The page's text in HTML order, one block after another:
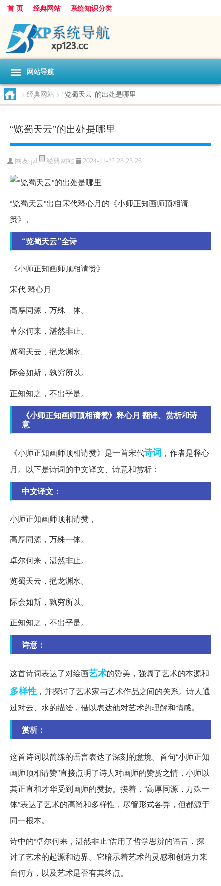
首 页 经典网站 系统知识分类
网站导航
> 经典网站 > “览蜀天云”的出处是哪里
“览蜀天云”的出处是哪里
网友:jzl 经典网站 2024-11-22 23:23:26
“览蜀天云”出自宋代释心月的《小师正知画师顶相请
赞》。
“览蜀天云”全诗
《小师正知画师顶相请赞》
宋代 释心月
高厚同源，万殊一体。
卓尔何来，湛然非止。
览蜀天云，挹龙渊水。
际会如斯，孰穷所以。
正知知之，不出乎是。
《小师正知画师顶相请赞》释心月 翻译、赏析和诗
意
《小师正知画师顶相请赞》是一首宋代诗词 ，作者是释心
月。以下是诗词的中文译文、诗意和赏析：
中文译文：
小师正知画师顶相请赞，
高厚同源，万殊一体。
卓尔何来，湛然非止。
览蜀天云，挹龙渊水。
际会如斯，孰穷所以。
正知知之，不出乎是。
诗意：
这首诗词表达了对绘画艺术的赞美，强调了艺术的本源和
多样性 ，并探讨了艺术家与艺术作品之间的关系。诗人通
过对云、水的描绘，借以表达他对艺术的理解和情感。
赏析：
这首诗词以简练的语言表达了深刻的意境。首句“小师正知
画师顶相请赞”直接点明了诗人对画师的赞赏之情，小师以
其正直和才华受到画师的赞扬。接着，“高厚同源，万殊一
体”表达了艺术的高尚和多样性，尽管形式各异，但都源于
同一根本。
诗中的“卓尔何来，湛然非止”借用了哲学思辨的语言，探
讨了艺术的起源和边界。它暗示着艺术的灵感和创造力来
自何方，以及艺术是否有其终点。